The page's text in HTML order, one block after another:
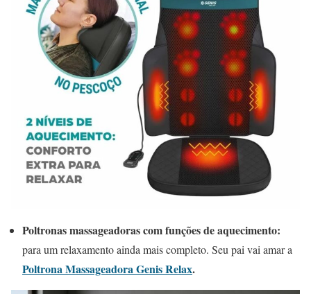
Poltronas massageadoras com funções de aquecimento:
para um relaxamento ainda mais completo. Seu pai vai amar a
Poltrona Massageadora Genis Relax.